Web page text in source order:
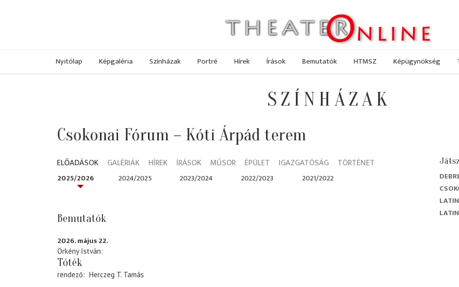
Nyitólap Képgaléria Színházak Portré Hírek Írások Bemutatók HTMSZ Képügynökség
SZÍNHÁZAK
Csokonai Fórum – Kóti Árpád terem
ELŐADÁSOK GALÉRIÁK HÍREK ÍRÁSOK MŰSOR ÉPÜLET IGAZGATÓSÁG TÖRTÉNET
2025/2026 2024/2025 2023/2024 2022/2023 2021/2022
Bemutatók
2026. május 22.
Örkény István
Tóték
rendező Herczeg T. Tamás